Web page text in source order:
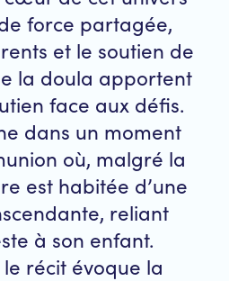
force partagée,
et le soutien de
la doula apportent
face aux défis.
dans un moment
où, malgré la
est habitée d’une
reliant
à son enfant.
récit évoque la